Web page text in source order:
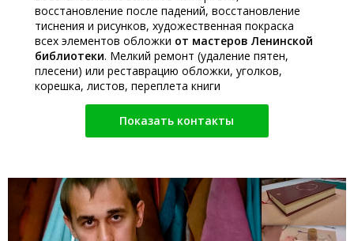
восстановление после падений, восстановление
тиснения и рисунков, художественная покраска
всех элементов обложки от мастеров Ленинской
библиотеки. Мелкий ремонт (удаление пятен,
плесени) или реставрацию обложки, уголков,
корешка, листов, переплета книги
Показать контакты